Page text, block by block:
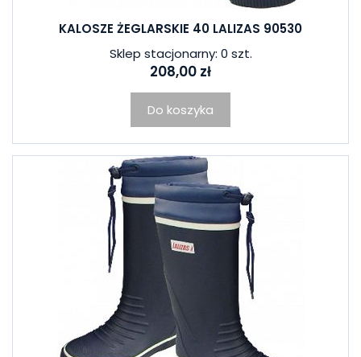
KALOSZE ŻEGLARSKIE 40 LALIZAS 90530
Sklep stacjonarny: 0 szt.
208,00 zł
Do koszyka